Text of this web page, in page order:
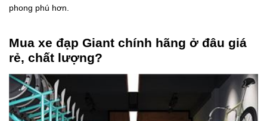
phong phú hơn.
Mua xe đạp Giant chính hãng ở đâu giá
rẻ, chất lượng?